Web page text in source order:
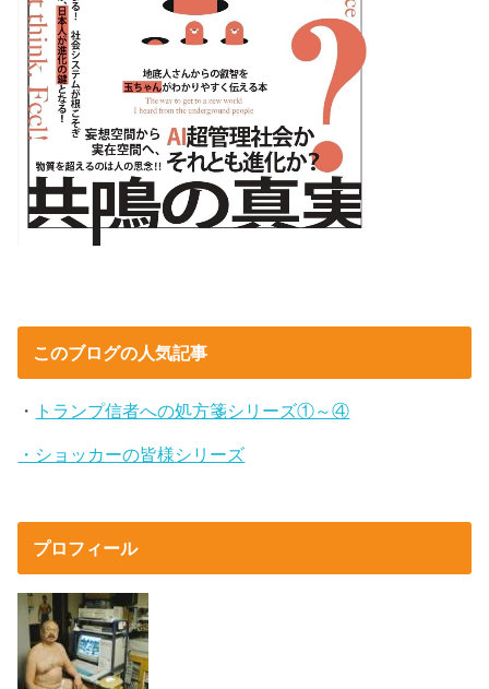
このブログの人気記事
・ トランプ信者への処方箋シリーズ①～④
・ショッカーの皆様シリーズ
プロフィール